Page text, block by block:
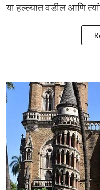
या हल्ल्यात वडील आणि